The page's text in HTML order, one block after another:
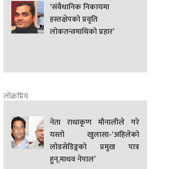
‘संवैधानिक निकायमा
हस्तक्षेपको प्रवृति
लोकतन्त्रमाथिको प्रहार’
लोक्रप्रिय
नेता राधाकृण मौनालीले गरे
यस्तो खुलासा-‘अहिलेको
लोडसेडिङ्गको प्रमुख पात्र
हुन्,माधव नेपाल’